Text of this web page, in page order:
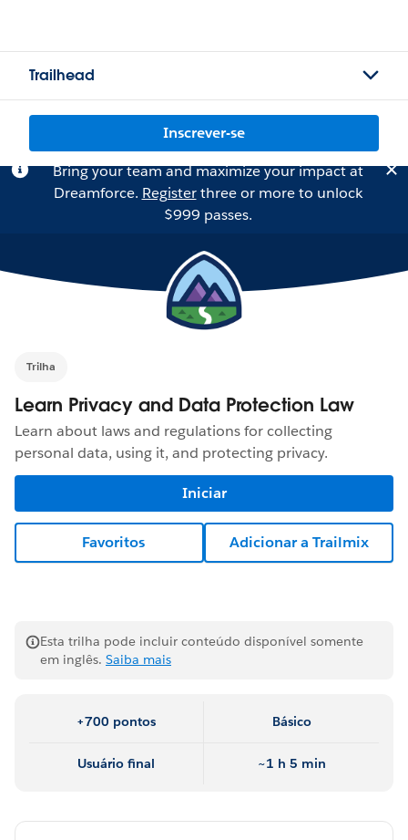
Trailhead
Inscrever-se
Bring your team and maximize your impact at
Dreamforce. Registerthree or more to unlock
$999 passes.
Trilha
Learn Privacy and Data Protection Law
Learn about laws and regulations for collecting
personal data, using it, and protecting privacy.
Iniciar
Favoritos Adicionar a Trailmix
Esta trilha pode incluir conteúdo disponível somente
em inglês. Saiba mais
+700 pontos Básico
Usuário final ~1 h 5 min